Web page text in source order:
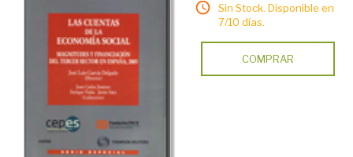
Sin Stock. Disponible en
7/10 días.
COMPRAR